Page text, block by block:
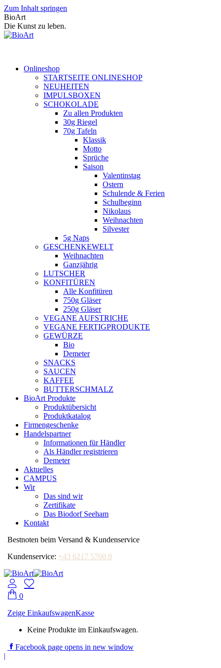
Zum Inhalt springen
BioArt
Die Kunst zu leben.
Onlineshop
STARTSEITE ONLINESHOP
NEUHEITEN
IMPULSBOXEN
SCHOKOLADE
Zu allen Produkten
30g Riegel
70g Tafeln
Klassik
Motto
Sprüche
Saison
Valentinstag
Ostern
Schulende & Ferien
Schulbeginn
Nikolaus
Weihnachten
Silvester
5g Naps
GESCHENKEWELT
Weihnachten
Ganzjährig
LUTSCHER
KONFITÜREN
Alle Konfitüren
750g Gläser
250g Gläser
VEGANE AUFSTRICHE
VEGANE FERTIGPRODUKTE
GEWÜRZE
Bio
Demeter
SNACKS
SAUCEN
KAFFEE
BUTTERSCHMALZ
BioArt Produkte
Produktübersicht
Produktkatalog
Firmengeschenke
Handelspartner
Informationen für Händler
Als Händler registrieren
Demeter
Aktuelles
CAMPUS
Wir
Das sind wir
Zertifikate
Das Biodorf Seeham
Kontakt
Bestnoten beim Versand & Kundenservice
Kundenservice: +43 6217 5700 0
0
Zeige EinkaufswagenKasse
Keine Produkte im Einkaufswagen.
Facebook page opens in new window
|